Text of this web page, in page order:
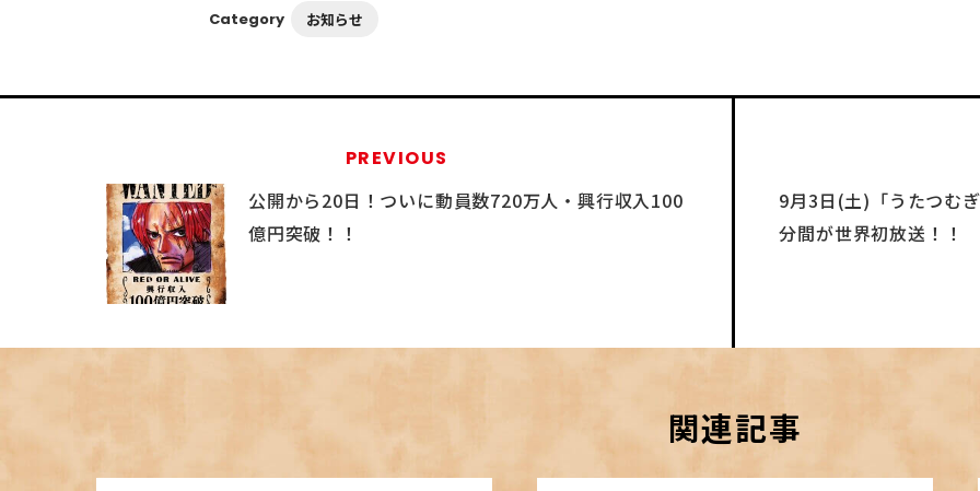
Category お知らせ
PREVIOUS
公開から20日！ついに動員数720万人・興行収入100
億円突破！！
9月3日(土)「うたつむ
分間が世界初放送！！
関連記事